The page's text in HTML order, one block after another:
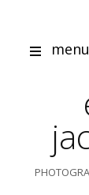
menu